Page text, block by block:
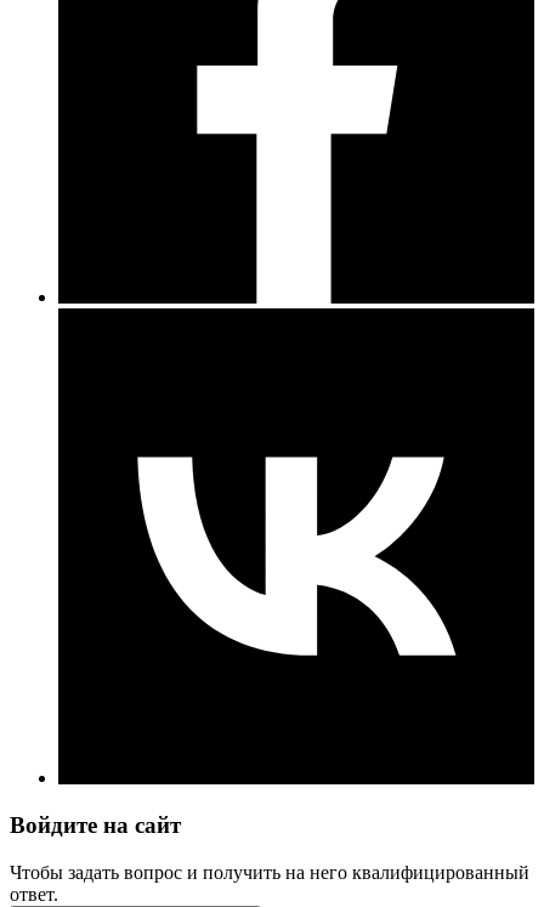
Войдите на сайт
Чтобы задать вопрос и получить на него квалифицированный
ответ.